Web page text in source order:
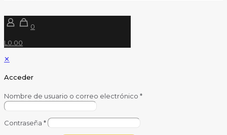
0
L0.00
✕
Acceder
Nombre de usuario o correo electrónico *
Contraseña *